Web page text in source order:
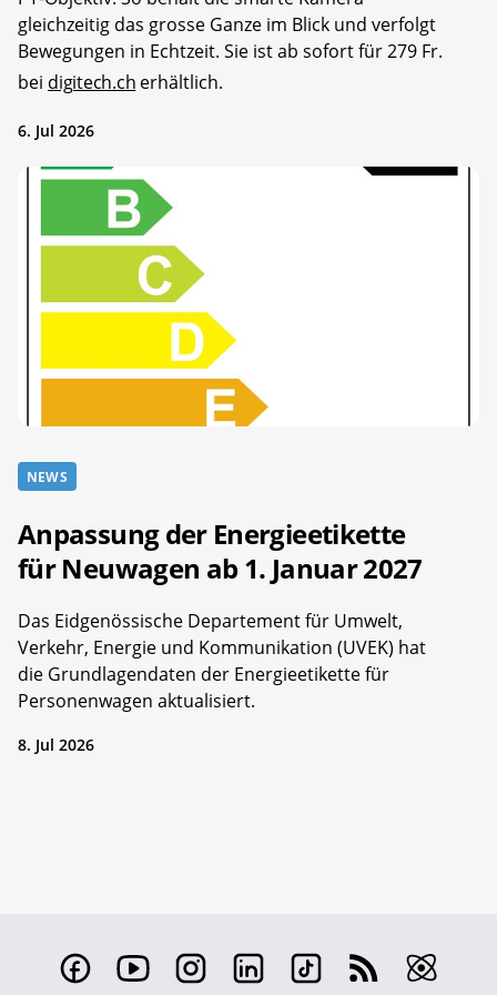
gleichzeitig das grosse Ganze im Blick und verfolgt
Bewegungen in Echtzeit. Sie ist ab sofort für 279 Fr.
bei digitech.ch erhältlich.
6. Jul 2026
NEWS
Anpassung der Energieetikette
für Neuwagen ab 1. Januar 2027
Das Eidgenössische Departement für Umwelt,
Verkehr, Energie und Kommunikation (UVEK) hat
die Grundlagendaten der Energieetikette für
Personenwagen aktualisiert.
8. Jul 2026